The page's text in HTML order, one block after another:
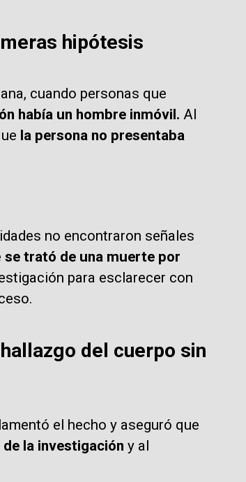
hipótesis
cuando personas que
había un hombre inmóvil. Al
la persona no presentaba
no encontraron señales
se trató de una muerte por
para esclarecer con
del cuerpo sin
el hecho y aseguró que
la investigación y al